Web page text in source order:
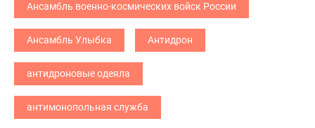
Ансамбль военно-космических войск России
Ансамбль Улыбка Антидрон
антидроновые одеяла
антимонопольная служба